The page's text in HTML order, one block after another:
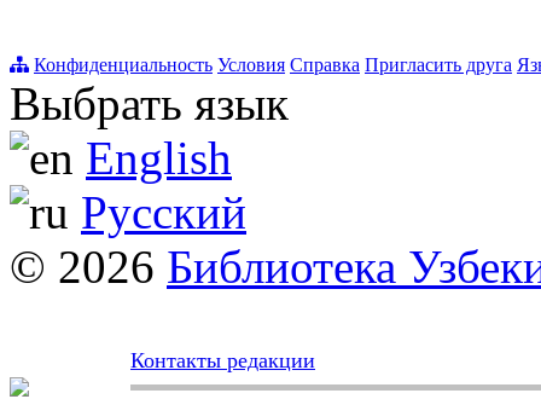
Конфиденциальность Условия Справка Пригласить друга
Выбрать язык
English
Русский
© 2026 Библиотека
Контакты редакции